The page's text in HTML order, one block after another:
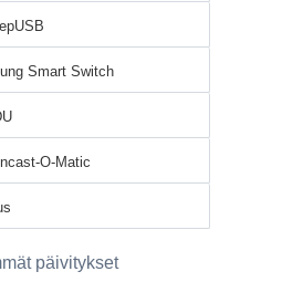
Smart Switch
O-Matic
päivitykset